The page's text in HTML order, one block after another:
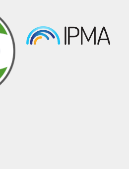
julho de 2018, o Grupo Star
- Delegação da Madeira, visitou
de Proteção Civil, IP-RAM
conhecer as nossas instalações
sobre a nossa missão.